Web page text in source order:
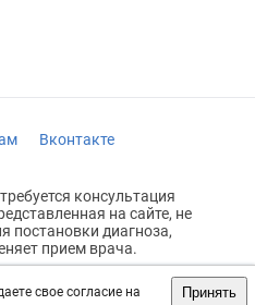
свое согласие на
Принять
Вконтакте
консультация
на сайте, не
постановки диагноза,
прием врача.